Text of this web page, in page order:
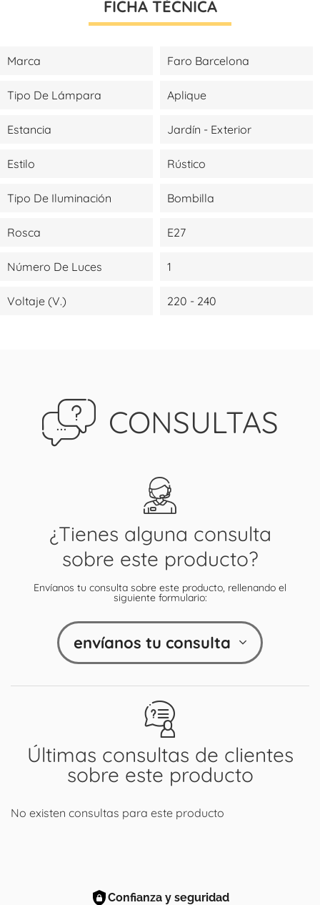
FICHA TÉCNICA
Marca Faro Barcelona
Tipo De Lámpara Aplique
Estancia Jardín - Exterior
Estilo Rústico
Tipo De Iluminación Bombilla
Rosca E27
Número De Luces 1
Voltaje (V.) 220 - 240
CONSULTAS
Últimas consultas de clientes
sobre este producto
No existen consultas para este producto
¿Tienes alguna consulta
sobre este producto?
Envíanos tu consulta sobre este producto, rellenando el
siguiente formulario:
envíanos tu consulta
Confianza y seguridad